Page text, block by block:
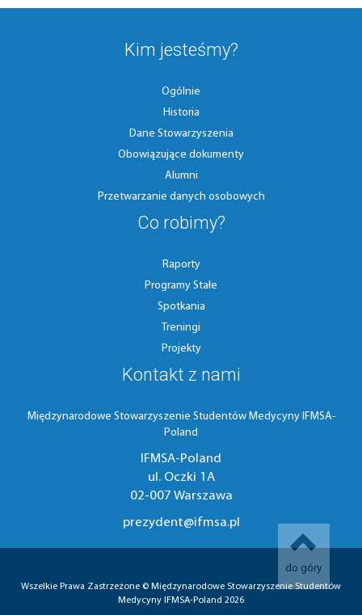
do góry
Kim jesteśmy?
Ogólnie
Historia
Dane Stowarzyszenia
Obowiązujące dokumenty
Alumni
Przetwarzanie danych osobowych
Co robimy?
Raporty
Programy Stałe
Spotkania
Treningi
Projekty
Kontakt z nami
Międzynarodowe Stowarzyszenie Studentów Medycyny IFMSA-
Poland
IFMSA-Poland
ul. Oczki 1A
02-007 Warszawa
prezydent@ifmsa.pl
Wszelkie Prawa Zastrzeżone © Międzynarodowe Stowarzyszenie Studentów
Medycyny IFMSA-Poland 2026